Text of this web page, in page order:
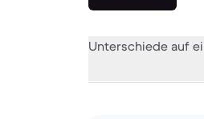
Unterschiede auf